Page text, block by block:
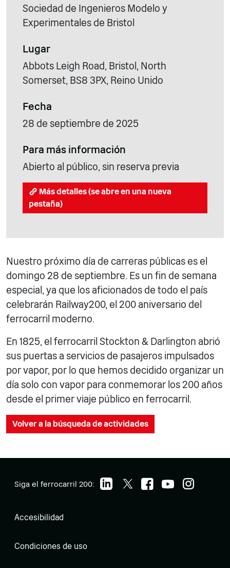
Sociedad de Ingenieros Modelo y
Experimentales de Bristol
Lugar
Abbots Leigh Road, Bristol, North
Somerset, BS8 3PX, Reino Unido
Fecha
28 de septiembre de 2025
Para más información
Abierto al público, sin reserva previa
Más detalles (se abre en una nueva
pestaña)
Nuestro próximo día de carreras públicas es el
domingo 28 de septiembre. Es un fin de semana
especial, ya que los aficionados de todo el país
celebrarán Railway200, el 200 aniversario del
ferrocarril moderno.
En 1825, el ferrocarril Stockton & Darlington abrió
sus puertas a servicios de pasajeros impulsados
por vapor, por lo que hemos decidido organizar un
día solo con vapor para conmemorar los 200 años
desde el primer viaje público en ferrocarril.
Volver a la búsqueda de actividades
Siga el ferrocarril 200:
Accesibilidad
Condiciones de uso